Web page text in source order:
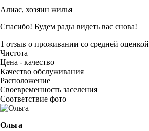
Алиас, хозяин жилья
Спасибо! Будем рады видеть вас снова!
1 отзыв о проживании со средней оценкой
Чистота
Цена - качество
Качество обслуживания
Расположение
Своевременность заселения
Соответствие фото
Ольга